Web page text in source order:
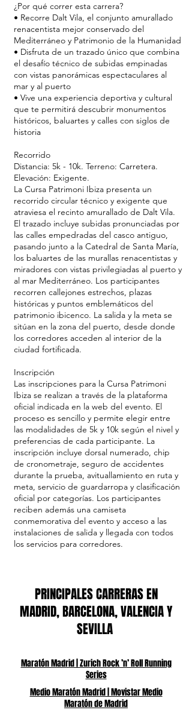
¿Por qué correr esta carrera?
• Recorre Dalt Vila, el conjunto amurallado
renacentista mejor conservado del
Mediterráneo y Patrimonio de la Humanidad
• Disfruta de un trazado único que combina
el desafío técnico de subidas empinadas
con vistas panorámicas espectaculares al
mar y al puerto
• Vive una experiencia deportiva y cultural
que te permitirá descubrir monumentos
históricos, baluartes y calles con siglos de
historia
Recorrido
Distancia: 5k - 10k. Terreno: Carretera.
Elevación: Exigente.
La Cursa Patrimoni Ibiza presenta un
recorrido circular técnico y exigente que
atraviesa el recinto amurallado de Dalt Vila.
El trazado incluye subidas pronunciadas por
las calles empedradas del casco antiguo,
pasando junto a la Catedral de Santa María,
los baluartes de las murallas renacentistas y
miradores con vistas privilegiadas al puerto y
al mar Mediterráneo. Los participantes
recorren callejones estrechos, plazas
históricas y puntos emblemáticos del
patrimonio ibicenco. La salida y la meta se
sitúan en la zona del puerto, desde donde
los corredores acceden al interior de la
ciudad fortificada.
Inscripción
Las inscripciones para la Cursa Patrimoni
Ibiza se realizan a través de la plataforma
oficial indicada en la web del evento. El
proceso es sencillo y permite elegir entre
las modalidades de 5k y 10k según el nivel y
preferencias de cada participante. La
inscripción incluye dorsal numerado, chip
de cronometraje, seguro de accidentes
durante la prueba, avituallamiento en ruta y
meta, servicio de guardarropa y clasificación
oficial por categorías. Los participantes
reciben además una camiseta
conmemorativa del evento y acceso a las
instalaciones de salida y llegada con todos
los servicios para corredores.
PRINCIPALES CARRERAS EN
MADRID, BARCELONA, VALENCIA Y
SEVILLA
Maratón Madrid | Zurich Rock ’n’ Roll Running
Series
Medio Maratón Madrid | Movistar Medio
Maratón de Madrid